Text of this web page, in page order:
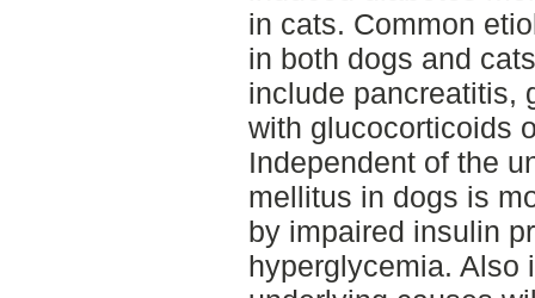
in cats. Common
in both dogs and
include pancreatitis,
with glucocorticoids
Independent of the
mellitus in dogs is
by impaired insulin
hyperglycemia. Also